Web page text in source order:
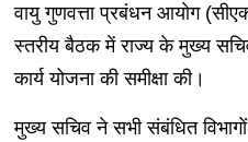
वायु गुणवत्ता प्रबंधन आयोग
स्तरीय बैठक में राज्य के मुख्य
कार्य योजना की समीक्षा की।
मुख्य सचिव ने सभी संबंधित विभागों